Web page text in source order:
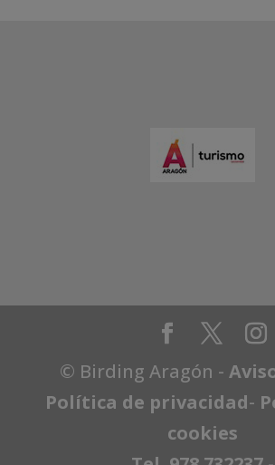
© Birding Aragón -
Política de privacidad-
cookies